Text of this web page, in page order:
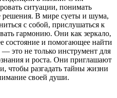
ситуации, понимать
В мире суеты и шума,
с собой, прислушаться к
гармонию. Они как зеркало,
состояние и помогающее найти
это не только инструмент для
и роста. Они приглашают
чтобы разгадать тайны жизни
своей души.